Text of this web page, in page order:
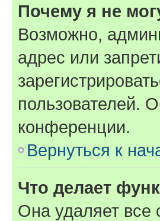
Почему я не
Возможно,
адрес или
пользователей.
конференции.
Вернуться к
Что делает
Она удаляет все